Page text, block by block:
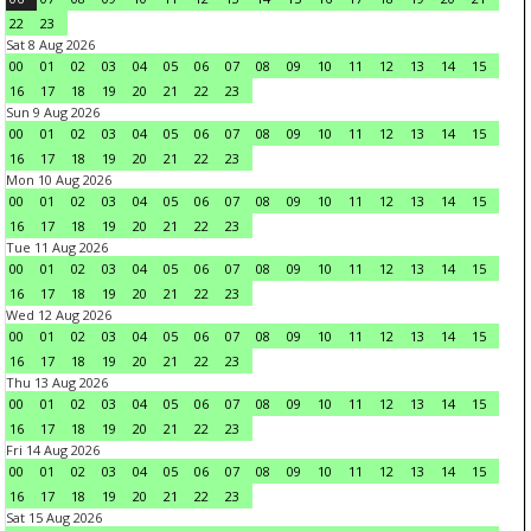
22
23
Sat 8 Aug 2026
00
01 02 03 04 05 06 07 08 09 10 11 12 13 14
15
16
17 18 19 20 21 22
23
Sun 9 Aug 2026
00
01 02 03 04 05 06 07 08 09 10 11 12 13 14
15
16
17 18 19 20 21 22
23
Mon 10 Aug 2026
00
01 02 03 04 05 06 07 08 09 10 11 12 13 14
15
16
17 18 19 20 21 22
23
Tue 11 Aug 2026
00
01 02 03 04 05 06 07 08 09 10 11 12 13 14
15
16
17 18 19 20 21 22
23
Wed 12 Aug 2026
00
01 02 03 04 05 06 07 08 09 10 11 12 13 14
15
16
17 18 19 20 21 22
23
Thu 13 Aug 2026
00
01 02 03 04 05 06 07 08 09 10 11 12 13 14
15
16
17 18 19 20 21 22
23
Fri 14 Aug 2026
00
01 02 03 04 05 06 07 08 09 10 11 12 13 14
15
16
17 18 19 20 21 22
23
Sat 15 Aug 2026